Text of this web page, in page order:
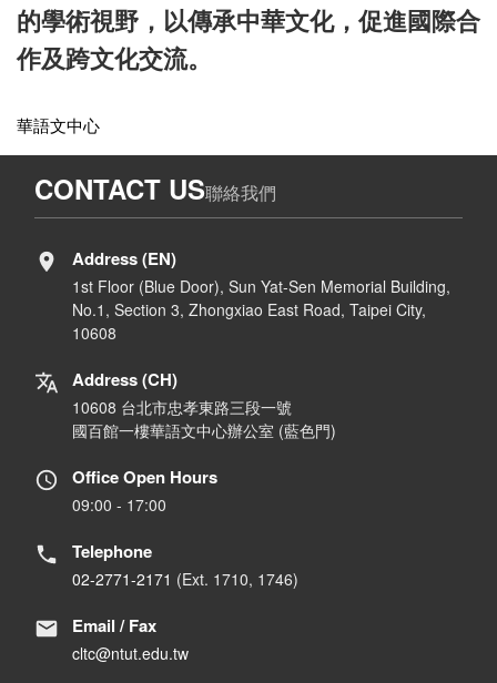
的學術視野，以傳承中華文化， 促進國際合
作及跨文化交流。
華語文中心
CONTACT US聯絡我們
Address (EN)
1st Floor (Blue Door), Sun Yat-Sen Memorial Building,
No.1, Section 3, Zhongxiao East Road, Taipei City,
10608
Address (CH)
10608 台北市忠孝東路三段一號
國百館一樓華語文中心辦公室 (藍色門)
Office Open Hours
09:00 - 17:00
Telephone
02-2771-2171 (Ext. 1710, 1746)
Email / Fax
cltc@ntut.edu.tw